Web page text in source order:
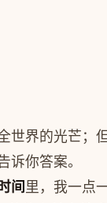
世界的光芒；
诉你答案。
间 里，我一点